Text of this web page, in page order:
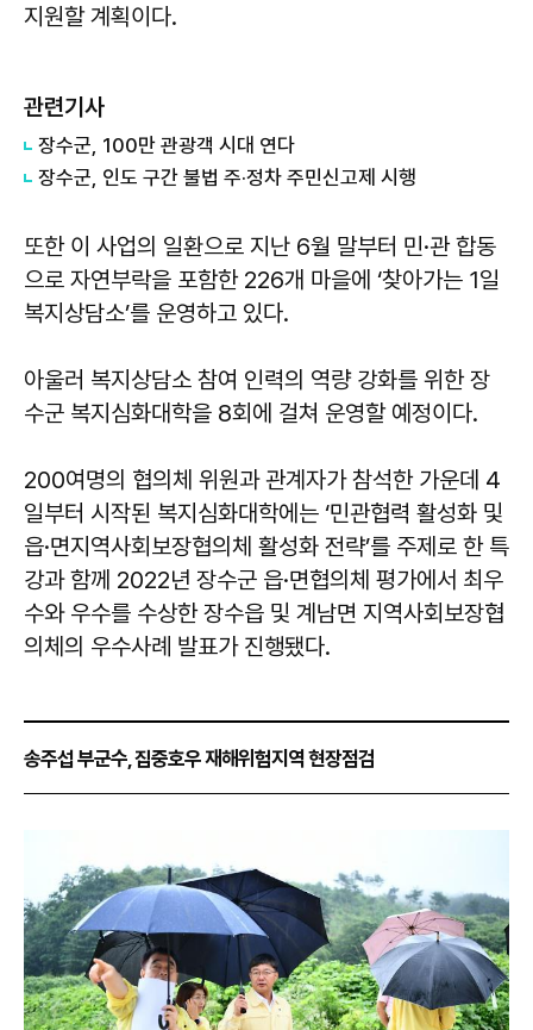
지원할 계획이다.
관련기사
장수군, 100만 관광객 시대 연다
장수군, 인도 구간 불법 주·정차 주민신고제 시행
또한 이 사업의 일환으로 지난 6월 말부터 민·관 합동
으로 자연부락을 포함한 226개 마을에 ‘찾아가는 1일
복지상담소’를 운영하고 있다.
아울러 복지상담소 참여 인력의 역량 강화를 위한 장
수군 복지심화대학을 8회에 걸쳐 운영할 예정이다.
200여명의 협의체 위원과 관계자가 참석한 가운데 4
일부터 시작된 복지심화대학에는 ‘민관협력 활성화 및
읍·면지역사회보장협의체 활성화 전략’를 주제로 한 특
강과 함께 2022년 장수군 읍·면협의체 평가에서 최우
수와 우수를 수상한 장수읍 및 계남면 지역사회보장협
의체의 우수사례 발표가 진행됐다.
송주섭 부군수, 집중호우 재해위험지역 현장점검